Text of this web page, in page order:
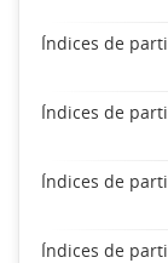
Índices de
Índices de
Índices de
Índices de